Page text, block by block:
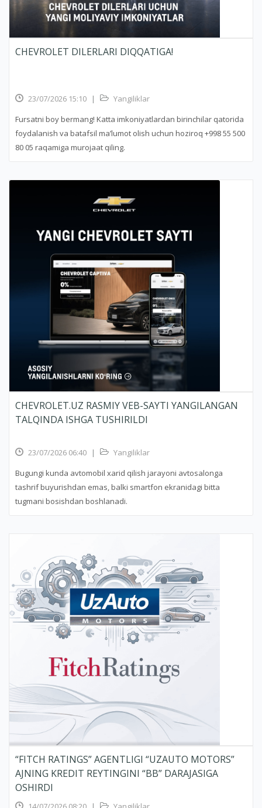
CHEVROLET DILERLARI DIQQATIGA!
23/07/2026 15:10 |
Yangiliklar
Fursatni boy bermang! Katta imkoniyatlardan birinchilar qatorida
foydalanish va batafsil ma’lumot olish uchun hoziroq +998 55 500
80 05 raqamiga murojaat qiling.
CHEVROLET.UZ RASMIY VEB-SAYTI YANGILANGAN
TALQINDA ISHGA TUSHIRILDI
23/07/2026 06:40 |
Yangiliklar
Bugungi kunda avtomobil xarid qilish jarayoni avtosalonga
tashrif buyurishdan emas, balki smartfon ekranidagi bitta
tugmani bosishdan boshlanadi.
“FITCH RATINGS” AGENTLIGI “UZAUTO MOTORS”
AJNING KREDIT REYTINGINI “BB” DARAJASIGA
OSHIRDI